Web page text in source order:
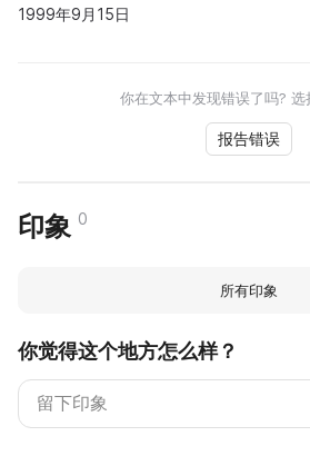
1999年9月15日
你在文本中发现错误了吗? 选
报告错误
印象 0
所有印象
你觉得这个地方怎么样？